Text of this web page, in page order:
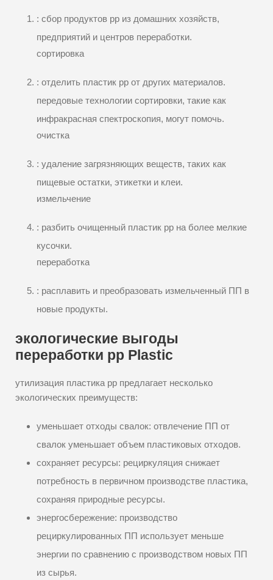
: сбор продуктов pp из домашних хозяйств,
предприятий и центров переработки.
сортировка
: отделить пластик pp от других материалов.
передовые технологии сортировки, такие как
инфракрасная спектроскопия, могут помочь.
очистка
: удаление загрязняющих веществ, таких как
пищевые остатки, этикетки и клеи.
измельчение
: разбить очищенный пластик pp на более мелкие
кусочки.
переработка
: расплавить и преобразовать измельченный ПП в
новые продукты.
экологические выгоды
переработки pp Plastic
утилизация пластика pp предлагает несколько
экологических преимуществ:
уменьшает отходы свалок: отвлечение ПП от
свалок уменьшает объем пластиковых отходов.
сохраняет ресурсы: рециркуляция снижает
потребность в первичном производстве пластика,
сохраняя природные ресурсы.
энергосбережение: производство
рециркулированных ПП использует меньше
энергии по сравнению с производством новых ПП
из сырья.